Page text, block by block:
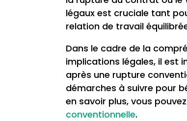
légaux est cruciale tant
relation de travail
Dans le cadre de la
implications légales, il est
après une rupture
démarches à suivre pour
en savoir plus, vous
conventionnelle.